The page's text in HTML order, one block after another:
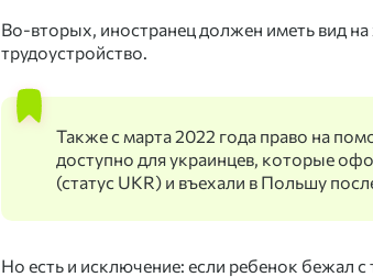
Во-вторых, иностранец должен иметь вид
трудоустройство.
Также с марта 2022 года право на
доступно для украинцев, которые
(статус UKR) и въехали в Польшу
Но есть и исключение: если ребенок бежал